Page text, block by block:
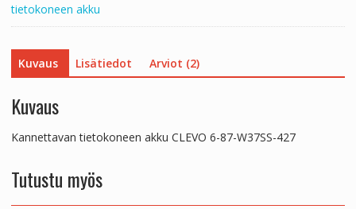
tietokoneen akku
Kuvaus Lisätiedot Arviot (2)
Kuvaus
Kannettavan tietokoneen akku CLEVO 6-87-W37SS-427
Tutustu myös